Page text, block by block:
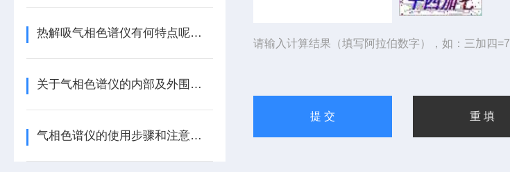
热解吸气相色谱仪有何特点呢？不妨看看下文！
关于气相色谱仪的内部及外围配套问题解析
气相色谱仪的使用步骤和注意事项
请输入计算结果（填写阿拉伯数字），如：三加四=7